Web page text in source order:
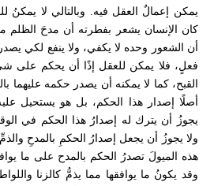
يمكن إعمالٌ العقل فيه. وبالتالي لا يمكنُ
كان الإنسان يشعر بفطرته أن مدحَ الظلم
أن الشعور وحده لا يكفي، ولا ينفع لكي
فعلٍ، فلا يمكن للعقل إذًا أن يحكم على
القبح، كما لا يمكنه أن يصدر حكمه عليهما
أصلًا إصدار هذا الحكم، بل هو يستحيل
يجوزُ أن يترك له إصدارُ هذا الحكم في
ولا يجوزُ أن يجعل إصدارُ الحكمِ بالمدحِ
هذه الميولَ تصدرُ الحكم بالمدح على ما
وقد يكونُ ما يوافقها مما يذمُّ كالزنا